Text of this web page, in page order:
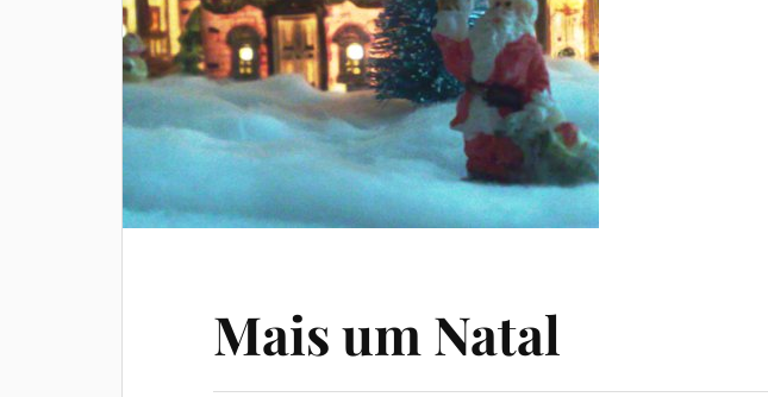
Mais um Natal